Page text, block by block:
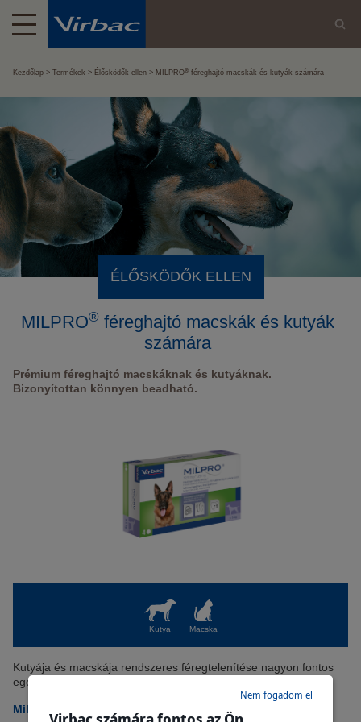
Kezdőlap Termékek Élősködők ellen MILPRO® féreghajtó macskák és kutyák számára
ÉLŐSKÖDŐK ELLEN
MILPRO®féreghajtó macskák és kutyák
számára
Prémium féreghajtó macskáknak és kutyáknak.
Bizonyítottan könnyen beadható.
Kutya Macska
Kutyája és macskája rendszeres féregtelenítése nagyon fontos
egészségük szempontjából.
Milpro a megnyugtató megoldás
Nem fogadom el